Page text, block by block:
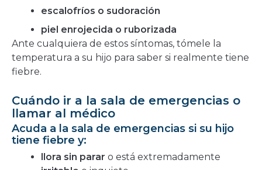
escalofríos o sudoración
piel enrojecida o ruborizada
Ante cualquiera de estos síntomas, tómele la
temperatura a su hijo para saber si realmente tiene
fiebre.
Cuándo ir a la sala de emergencias o
llamar al médico
Acuda a la sala de emergencias si su hijo
tiene fiebre y:
llora sin parar o está extremadamente